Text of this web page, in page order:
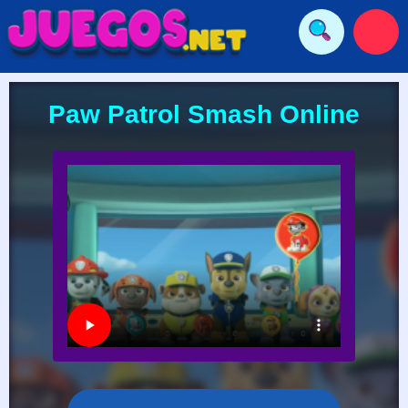
Paw Patrol Smash Online